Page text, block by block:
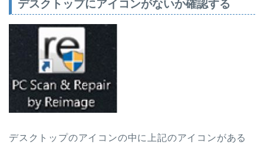
デスクトップにアイコンがないか確認する
デスクトップのアイコンの中に上記のアイコンがある